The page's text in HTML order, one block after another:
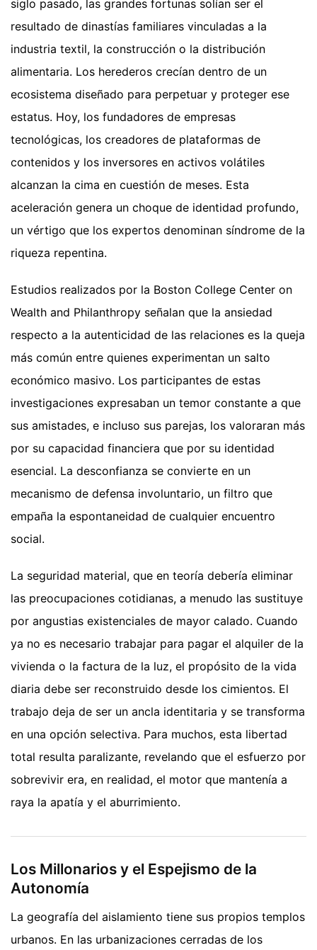
siglo pasado, las grandes fortunas solían ser el
resultado de dinastías familiares vinculadas a la
industria textil, la construcción o la distribución
alimentaria. Los herederos crecían dentro de un
ecosistema diseñado para perpetuar y proteger ese
estatus. Hoy, los fundadores de empresas
tecnológicas, los creadores de plataformas de
contenidos y los inversores en activos volátiles
alcanzan la cima en cuestión de meses. Esta
aceleración genera un choque de identidad profundo,
un vértigo que los expertos denominan síndrome de la
riqueza repentina.
Estudios realizados por la Boston College Center on
Wealth and Philanthropy señalan que la ansiedad
respecto a la autenticidad de las relaciones es la queja
más común entre quienes experimentan un salto
económico masivo. Los participantes de estas
investigaciones expresaban un temor constante a que
sus amistades, e incluso sus parejas, los valoraran más
por su capacidad financiera que por su identidad
esencial. La desconfianza se convierte en un
mecanismo de defensa involuntario, un filtro que
empaña la espontaneidad de cualquier encuentro
social.
La seguridad material, que en teoría debería eliminar
las preocupaciones cotidianas, a menudo las sustituye
por angustias existenciales de mayor calado. Cuando
ya no es necesario trabajar para pagar el alquiler de la
vivienda o la factura de la luz, el propósito de la vida
diaria debe ser reconstruido desde los cimientos. El
trabajo deja de ser un ancla identitaria y se transforma
en una opción selectiva. Para muchos, esta libertad
total resulta paralizante, revelando que el esfuerzo por
sobrevivir era, en realidad, el motor que mantenía a
raya la apatía y el aburrimiento.
Los Millonarios y el Espejismo de la
Autonomía
La geografía del aislamiento tiene sus propios templos
urbanos. En las urbanizaciones cerradas de los